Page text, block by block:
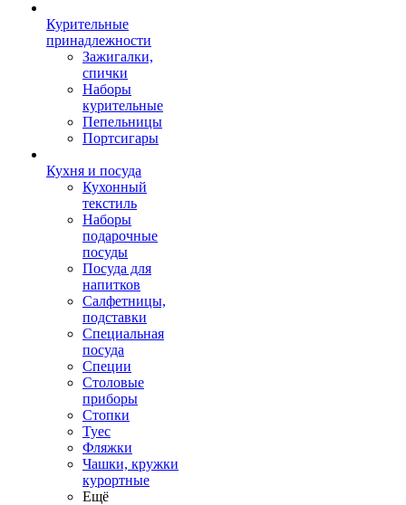
Курительные
принадлежности
Зажигалки,
спички
Наборы
курительные
Пепельницы
Портсигары
Кухня и посуда
Кухонный
текстиль
Наборы
подарочные
посуды
Посуда для
напитков
Салфетницы,
подставки
Специальная
посуда
Специи
Столовые
приборы
Стопки
Туес
Фляжки
Чашки, кружки
курортные
Ещё